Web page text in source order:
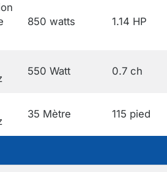
850 watts 1.14 HP
550 Watt 0.7 ch
35 Mètre 115 pied